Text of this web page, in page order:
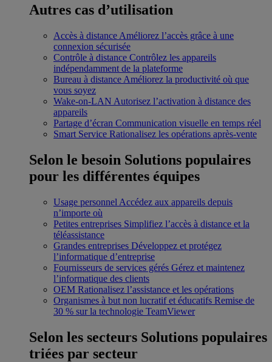
Autres cas d’utilisation
Accès à distance Améliorez l’accès grâce à une
connexion sécurisée
Contrôle à distance Contrôlez les appareils
indépendamment de la plateforme
Bureau à distance Améliorez la productivité où que
vous soyez
Wake-on-LAN Autorisez l’activation à distance des
appareils
Partage d’écran Communication visuelle en temps réel
Smart Service Rationalisez les opérations après-vente
Selon le besoin Solutions populaires
pour les différentes équipes
Usage personnel Accédez aux appareils depuis
n’importe où
Petites entreprises Simplifiez l’accès à distance et la
téléassistance
Grandes entreprises Développez et protégez
l’informatique d’entreprise
Fournisseurs de services gérés Gérez et maintenez
l’informatique des clients
OEM Rationalisez l’assistance et les opérations
Organismes à but non lucratif et éducatifs Remise de
30 % sur la technologie TeamViewer
Selon les secteurs Solutions populaires
triées par secteur